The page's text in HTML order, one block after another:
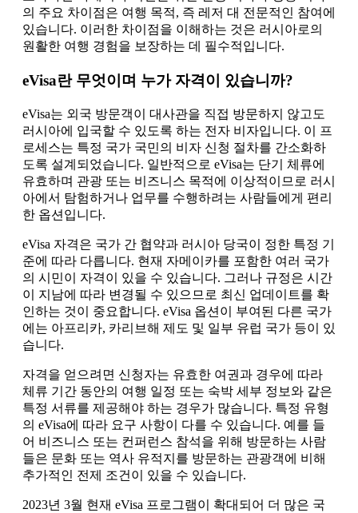
의 주요 차이점은 여행 목적, 즉 레저 대 전문적인 참여에
있습니다. 이러한 차이점을 이해하는 것은 러시아로의
원활한 여행 경험을 보장하는 데 필수적입니다.
eVisa란 무엇이며 누가 자격이 있습니까?
eVisa는 외국 방문객이 대사관을 직접 방문하지 않고도
러시아에 입국할 수 있도록 하는 전자 비자입니다. 이 프
로세스는 특정 국가 국민의 비자 신청 절차를 간소화하
도록 설계되었습니다. 일반적으로 eVisa는 단기 체류에
유효하며 관광 또는 비즈니스 목적에 이상적이므로 러시
아에서 탐험하거나 업무를 수행하려는 사람들에게 편리
한 옵션입니다.
eVisa 자격은 국가 간 협약과 러시아 당국이 정한 특정 기
준에 따라 다릅니다. 현재 자메이카를 포함한 여러 국가
의 시민이 자격이 있을 수 있습니다. 그러나 규정은 시간
이 지남에 따라 변경될 수 있으므로 최신 업데이트를 확
인하는 것이 중요합니다. eVisa 옵션이 부여된 다른 국가
에는 아프리카, 카리브해 제도 및 일부 유럽 국가 등이 있
습니다.
자격을 얻으려면 신청자는 유효한 여권과 경우에 따라
체류 기간 동안의 여행 일정 또는 숙박 세부 정보와 같은
특정 서류를 제공해야 하는 경우가 많습니다. 특정 유형
의 eVisa에 따라 요구 사항이 다를 수 있습니다. 예를 들
어 비즈니스 또는 컨퍼런스 참석을 위해 방문하는 사람
들은 문화 또는 역사 유적지를 방문하는 관광객에 비해
추가적인 전제 조건이 있을 수 있습니다.
2023년 3월 현재 eVisa 프로그램이 확대되어 더 많은 국